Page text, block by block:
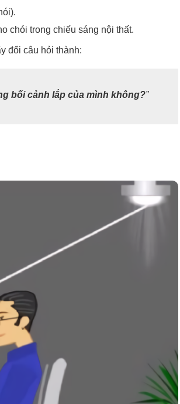
chói trong chiếu sáng nội thất.
đổi câu hỏi thành:
bối cảnh lắp của mình không?”